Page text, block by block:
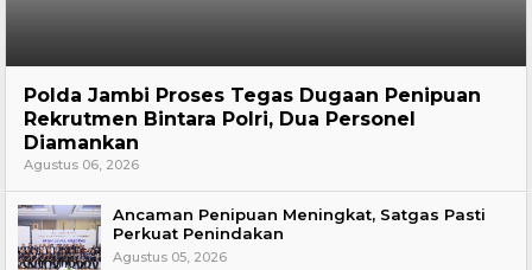
Polda Jambi Proses Tegas Dugaan Penipuan
Rekrutmen Bintara Polri, Dua Personel
Diamankan
Agustus 06, 2026
Ancaman Penipuan Meningkat, Satgas Pasti
Perkuat Penindakan
Agustus 05, 2026